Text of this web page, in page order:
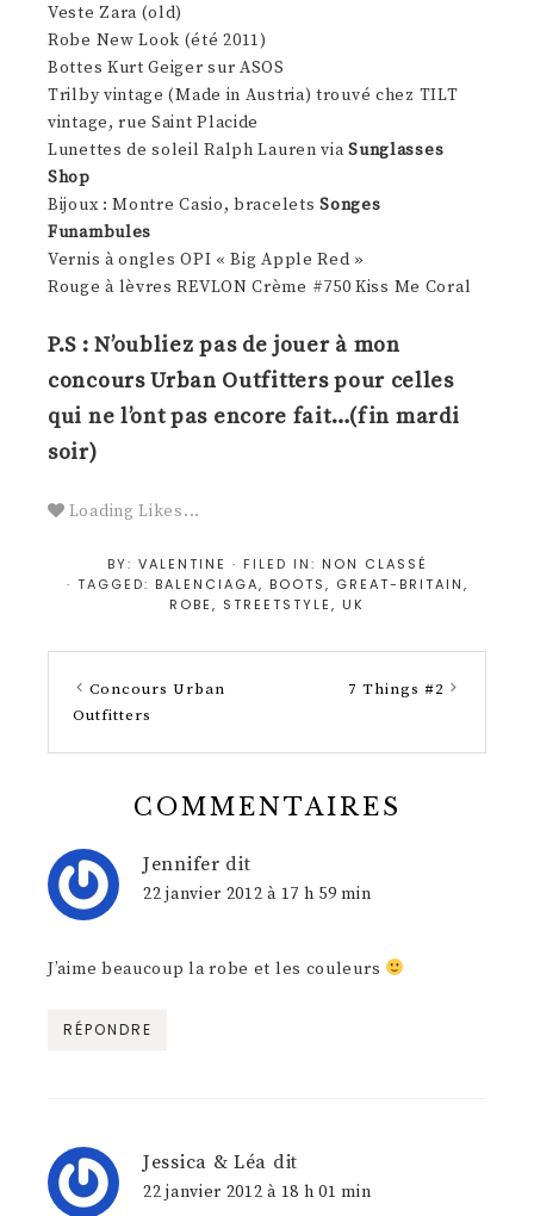
Veste Zara (old)
Robe New Look (été 2011)
Bottes Kurt Geiger sur ASOS
Trilby vintage (Made in Austria) trouvé chez TILT
vintage, rue Saint Placide
Lunettes de soleil Ralph Lauren viaSunglasses
Shop
Bijoux : Montre Casio, braceletsSonges
Funambules
Vernis à ongles OPI « Big Apple Red »
Rouge à lèvres REVLON Crème #750 Kiss Me Coral
P.S : N’oubliez pas de jouer à mon
concours Urban Outfitterspour celles
qui ne l’ont pas encore fait…(fin mardi
soir)
Loading Likes...
BY: VALENTINE · FILED IN: NON CLASSÉ
· TAGGED: BALENCIAGA, BOOTS, GREAT-BRITAIN,
ROBE, STREETSTYLE, UK
Concours Urban
Outfitters
7 Things #2
COMMENTAIRES
Jennifer dit
22 janvier 2012 à 17 h 59 min
J’aime beaucoup la robe et les couleurs
RÉPONDRE
Jessica & Léa dit
22 janvier 2012 à 18 h 01 min